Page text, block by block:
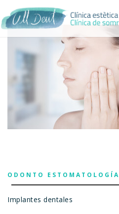
ODONTO ESTOMATOLOGÍA
Implantes dentales